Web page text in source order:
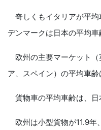
奇しくもイタリアが平均
デンマークは日本の平均車
欧州の主要マーケット（
ア、スペイン）の平均車齢
貨物車の平均車齢は、日
欧州は小型貨物が11.9年